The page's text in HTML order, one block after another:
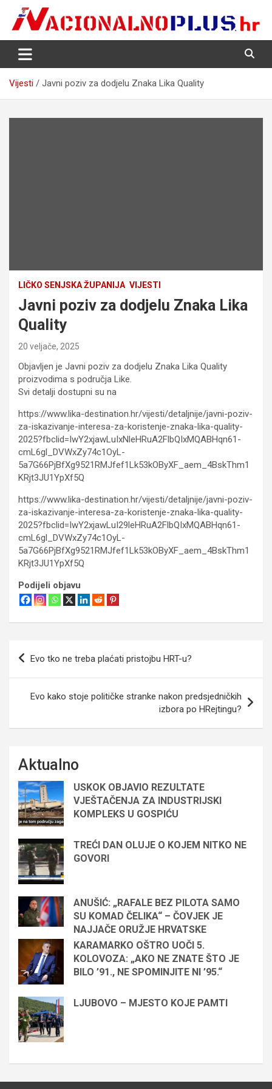
content
NacionalnoPlus.hr
Nacija želi znati više
Vijesti Javni poziv za dodjelu Znaka Lika Quality
LIČKO SENJSKA ŽUPANIJA VIJESTI
Javni poziv za dodjelu Znaka Lika
Quality
20 veljače, 2025
Objavljen je Javni poziv za dodjelu Znaka Lika Quality
proizvodima s područja Like.
Svi detalji dostupni su na
https://www.lika-destination.hr/vijesti/detaljnije/javni-poziv-
za-iskazivanje-interesa-za-koristenje-znaka-lika-quality-
2025?fbclid=IwY2xjawLuIxNleHRuA2FlbQIxMQABHqn61-
cmL6gl_DVWxZy74c1OyL-
5a7G66PjBfXg9521RMJfef1Lk53kOByXF_aem_4BskThm1
KRjt3JU1YpXf5Q
https://www.lika-destination.hr/vijesti/detaljnije/javni-poziv-
za-iskazivanje-interesa-za-koristenje-znaka-lika-quality-
2025?fbclid=IwY2xjawLuI29leHRuA2FlbQIxMQABHqn61-
cmL6gl_DVWxZy74c1OyL-
5a7G66PjBfXg9521RMJfef1Lk53kOByXF_aem_4BskThm1
KRjt3JU1YpXf5Q
Podijeli objavu
Navigacija
Evo tko ne treba plaćati pristojbu HRT-u?
Evo kako stoje političke stranke nakon predsjedničkih
izbora po HRejtingu?
Aktualno
USKOK OBJAVIO REZULTATE
VJEŠTAČENJA ZA INDUSTRIJSKI
KOMPLEKS U GOSPIĆU
TREĆI DAN OLUJE O KOJEM NITKO NE
GOVORI
ANUŠIĆ: „RAFALE BEZ PILOTA SAMO
SU KOMAD ČELIKA“ – ČOVJEK JE
NAJJAČE ORUŽJE HRVATSKE
KARAMARKO OŠTRO UOČI 5.
KOLOVOZA: „AKO NE ZNATE ŠTO JE
BILO ’91., NE SPOMINJITE NI ’95.“
LJUBOVO – MJESTO KOJE PAMTI